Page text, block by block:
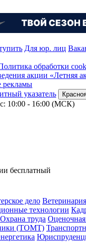
Для юр. лиц
обработки
акции «Летняя
рекламы
указатель
10:00 - 16:00 (МСК)
бесплатный
дело Ветеринария
технологии
Охрана труда Оценочная
(ТОМТ)